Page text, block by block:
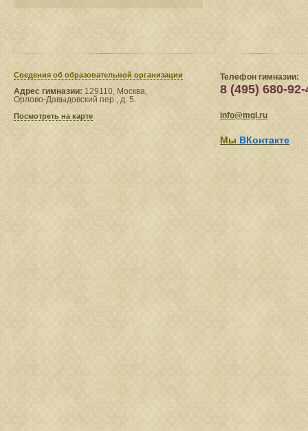
Сведения​ об образовательной организации
Адрес гимназии: 129110, Москва,
Орлово-Давыдовский пер., д. 5.
Посмотреть на карте
Телефон гимназии:
8 (495) 680-92-
info@mgl.ru
Мы ВКонтакте